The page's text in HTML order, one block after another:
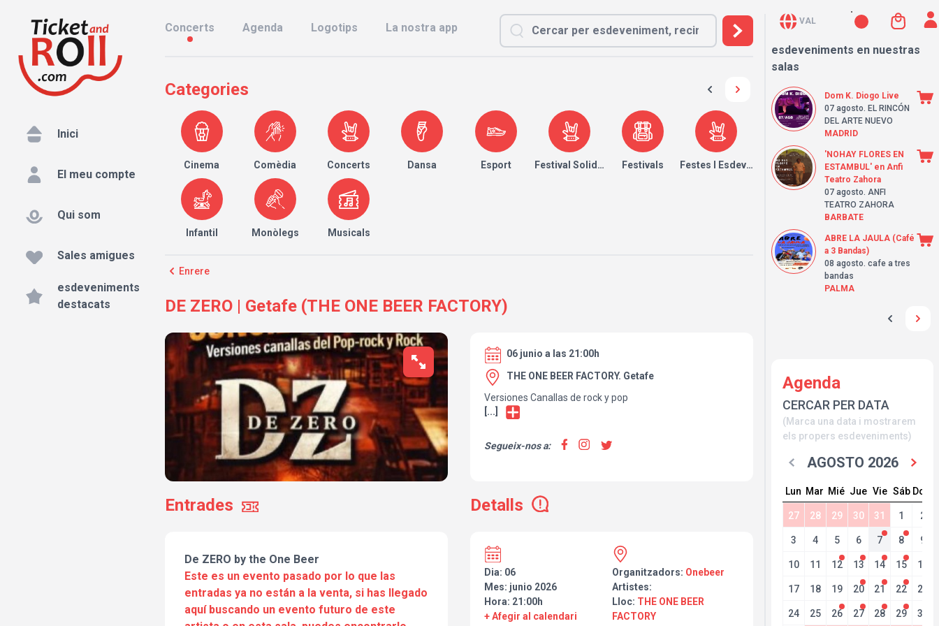
Inici
El meu compte
Qui som
Sales amigues
esdeveniments
destacats
Concerts Agenda Logotips La nostra app
Categories
Cinema Comèdia Concerts Dansa Esport Festival Solidari Festivals Festes I Esdeveniments
Infantil Monòlegs Musicals
Enrere
DE ZERO | Getafe (THE ONE BEER FACTORY)
06 junio a las 21:00h
THE ONE BEER FACTORY. Getafe
Versiones Canallas de rock y pop
[...]
Segueix-nos a:
Entrades Detalls
De ZERO by the One Beer
Este es un evento pasado por lo que las
entradas ya no están a la venta, si has llegado
aquí buscando un evento futuro de este
Dia: 06
Mes: junio 2026
Hora: 21:00h
+ Afegir al calendari
Organitzadors: Onebeer
Artistes:
Lloc: THE ONE BEER
FACTORY
VAL
esdeveniments en nuestras
salas
Dom K. Diogo Live
07 agosto. EL RINCÓN
DEL ARTE NUEVO
MADRID
'NOHAY FLORES EN
ESTAMBUL' en Anfi
Teatro Zahora
07 agosto. ANFI
TEATRO ZAHORA
BARBATE
ABRE LA JAULA (Café
a 3 Bandas)
08 agosto. cafe a tres
bandas
PALMA
Agenda
CERCAR PER DATA
(Marca una data i mostrarem
els propers esdeveniments)
AGOSTO 2026
Lun Mar Mié Jue Vie Sáb Dom
27 28 29 30 31 1 2
3 4 5 6 7 8 9
10 11 12 13 14 15 16
17 18 19 20 21 22 23
24 25 26 27 28 29 30